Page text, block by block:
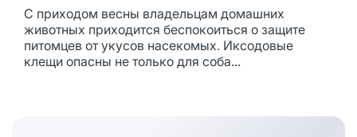
С приходом весны владельцам домашних
животных приходится беспокоиться о защите
питомцев от укусов насекомых. Иксодовые
клещи опасны не только для соба...